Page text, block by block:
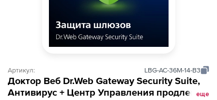
Артикул: LBG-AC-36M-14-B3
Доктор Веб Dr.Web Gateway Security Suite,
Антивирус + Центр Управления продление
еще